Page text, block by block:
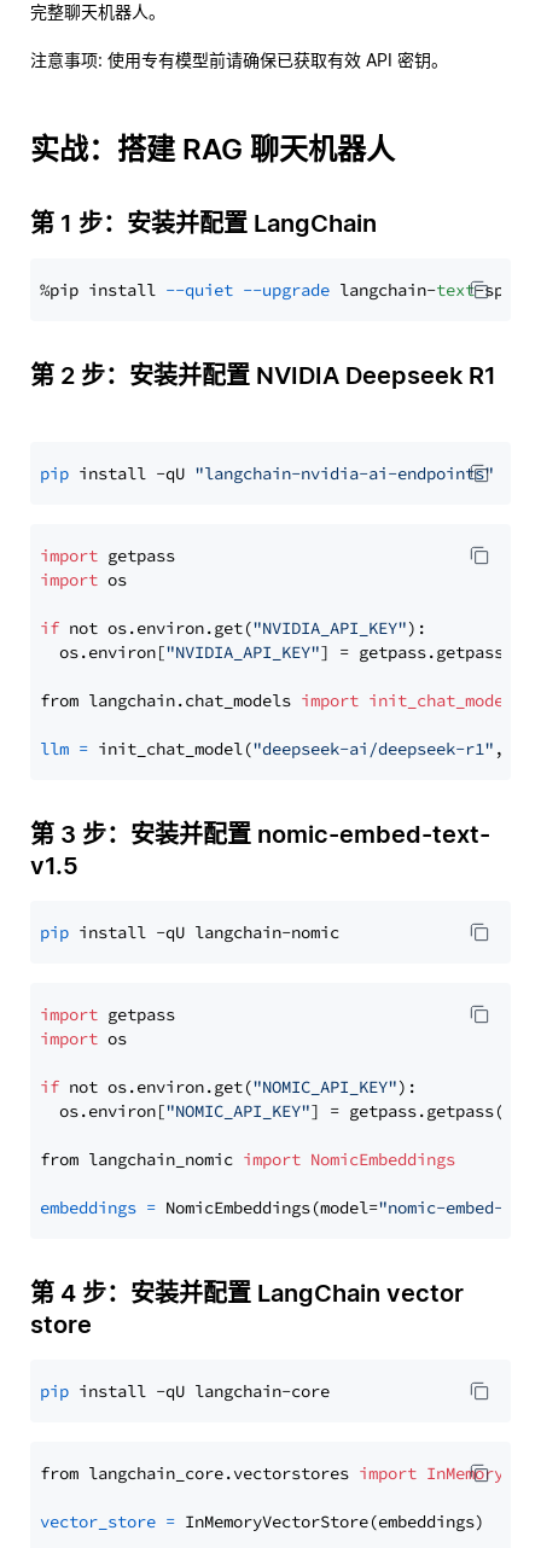
完整聊天机器人。
注意事项: 使用专有模型前请确保已获取有效 API 密钥。
实战：搭建 RAG 聊天机器人
第 1 步：安装并配置 LangChain
%pip install --quiet --upgrade langchain-text
第 2 步：安装并配置 NVIDIA Deepseek R1
pip install -qU "langchain-nvidia-ai-endpoints"
import
import os
if not os.environ.get("NVIDIA_API_KEY"):
  os.environ[
"NVIDIA_API_KEY"] = getpass.getpass(
from langchain.chat_models import init_chat_model
llm = init_chat_model("deepseek-ai/deepseek-r1" ,
第 3 步：安装并配置 nomic-embed-text-
v1.5
pip
import
import os
if not os.environ.get("NOMIC_API_KEY"):
  os.environ[
"NOMIC_API_KEY"] = getpass.getpass(
from langchain_nomic import NomicEmbeddings
embeddings = NomicEmbeddings(model="nomic-embed-
第 4 步：安装并配置 LangChain vector
store
pip
from langchain_core.vectorstores import
vector_store =